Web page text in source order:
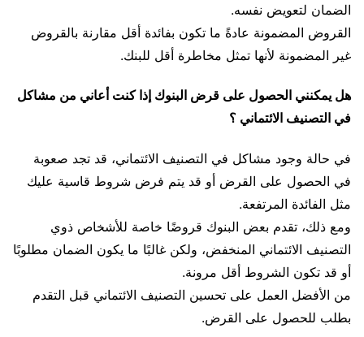
الضمان لتعويض نفسه.
القروض المضمونة عادةً ما تكون بفائدة أقل مقارنة بالقروض
غير المضمونة لأنها تمثل مخاطرة أقل للبنك.
هل يمكنني الحصول على قرض البنوك إذا كنت أعاني من مشاكل
في التصنيف الائتماني ؟
في حالة وجود مشاكل في التصنيف الائتماني، قد تجد صعوبة
في الحصول على القرض أو قد يتم فرض شروط قاسية عليك
مثل الفائدة المرتفعة.
ومع ذلك، تقدم بعض البنوك قروضًا خاصة للأشخاص ذوي
التصنيف الائتماني المنخفض، ولكن غالبًا ما يكون الضمان مطلوبًا
أو قد تكون الشروط أقل مرونة.
من الأفضل العمل على تحسين التصنيف الائتماني قبل التقدم
بطلب للحصول على القرض.